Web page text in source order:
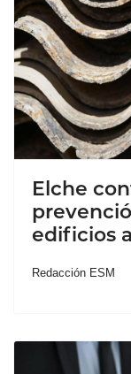
Elche
edificios
Redacción ESM